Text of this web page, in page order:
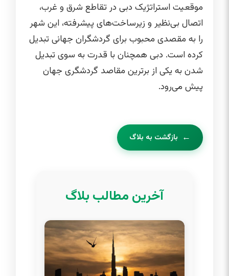
موقعیت استراتژیک دبی در تقاطع شرق و غرب،
اتصال بی‌نظیر و زیرساخت‌های پیشرفته، این شهر
را به مقصدی محبوب برای گردشگران جهانی تبدیل
کرده است. دبی همچنان با قدرت به سوی تبدیل
شدن به یکی از برترین مقاصد گردشگری جهان
پیش می‌رود.
بازگشت به بلاگ
آخرین مطالب بلاگ